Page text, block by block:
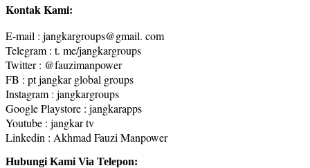
Kontak Kami:
E-mail : jangkargroups@gmail. com
Telegram : t. me/jangkargroups
Twitter : @fauzimanpower
FB : pt jangkar global groups
Instagram : jangkargroups
Google Playstore : jangkarapps
Youtube : jangkar tv
Linkedin : Akhmad Fauzi Manpower
Hubungi Kami Via Telepon: